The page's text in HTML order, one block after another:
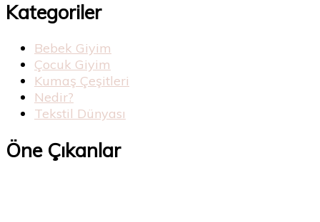
Kategoriler
Bebek Giyim
Çocuk Giyim
Kumaş Çeşitleri
Nedir?
Tekstil Dünyası
Öne Çıkanlar